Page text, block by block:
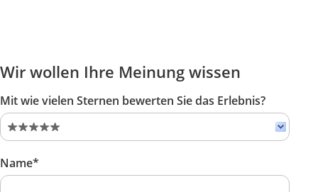
Wir wollen Ihre Meinung wissen
Mit wie vielen Sternen bewerten Sie das Erlebnis?
Name*